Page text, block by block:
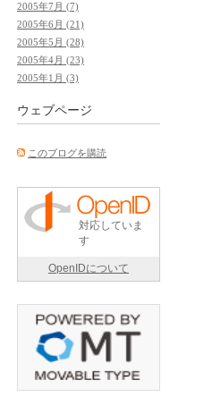
2005年7月 (7)
2005年6月 (21)
2005年5月 (28)
2005年4月 (23)
2005年1月 (3)
ウェブページ
このブログを購読
対応していま
す
OpenIDについて